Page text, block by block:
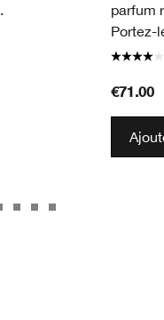
parfum
Portez-
€71.00